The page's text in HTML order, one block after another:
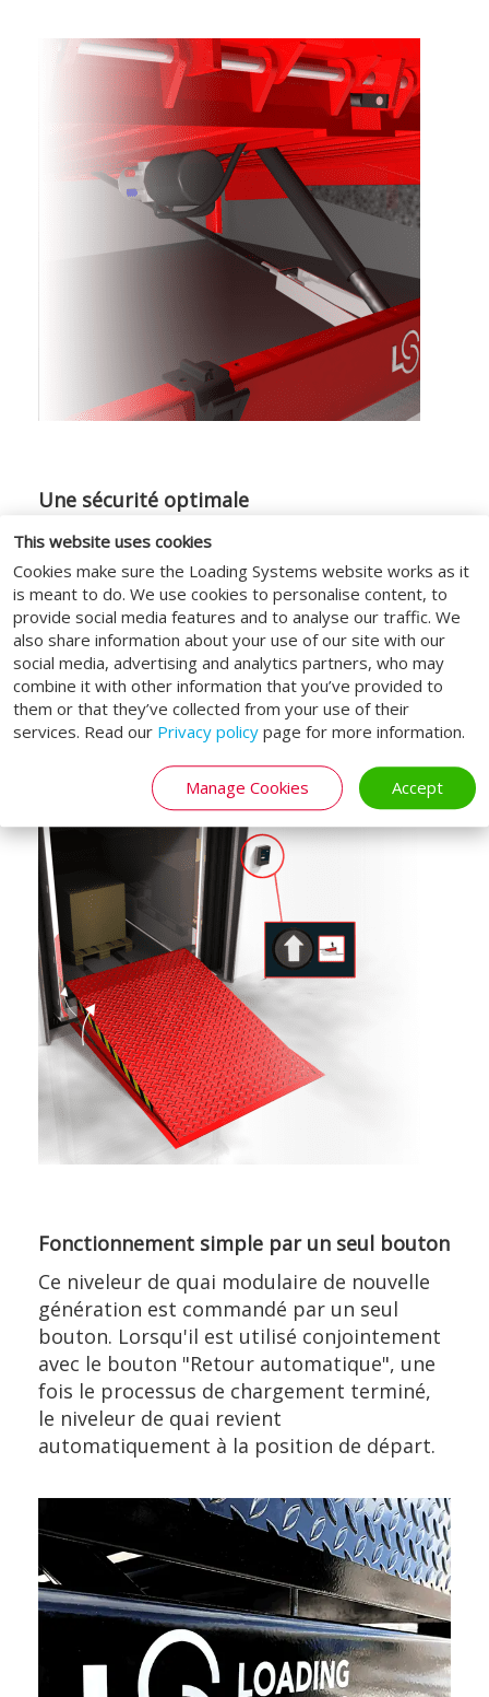
This website uses cookies
Cookies make sure the Loading Systems website works as it
is meant to do. We use cookies to personalise content, to
provide social media features and to analyse our traffic. We
also share information about your use of our site with our
social media, advertising and analytics partners, who may
combine it with other information that you’ve provided to
them or that they’ve collected from your use of their
services. Read our Privacy policy page for more information.
Manage Cookies Accept
Une sécurité optimale
Le niveleur de quai avec lèvre basculante
est équipé en standard de plusieurs
dispositifs de sécurité pour assurer la
sécurité de votre personnel et de vos
marchandises. Le niveleur de quai porte le
marquage CE et est conforme aux aspects
de sécurité de la norme européenne EN
1398.
Fonctionnement simple par un seul bouton
Ce niveleur de quai modulaire de nouvelle
génération est commandé par un seul
bouton. Lorsqu'il est utilisé conjointement
avec le bouton "Retour automatique", une
fois le processus de chargement terminé,
le niveleur de quai revient
automatiquement à la position de départ.